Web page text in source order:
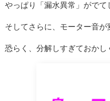
やっぱり「漏水異常」がでて
そしてさらに、モーター音が
恐らく、分解しすぎておかし